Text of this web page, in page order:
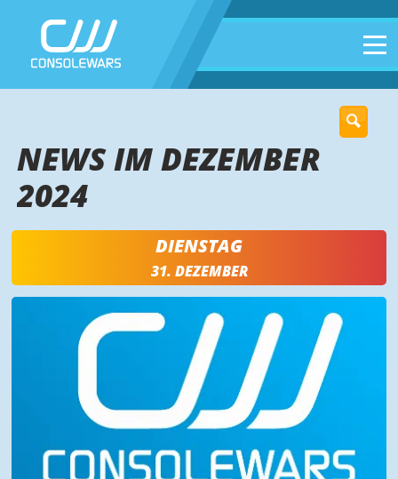
NEWS IM DEZEMBER
2024
DIENSTAG
31. DEZEMBER